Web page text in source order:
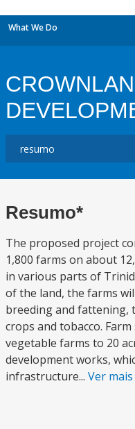
What We Do
Resumo*
The proposed project
1,800 farms on about
in various parts of
of the land, the farms
breeding and fattening,
crops and tobacco.
vegetable farms to 20
development works,
infrastructure... Ver mais